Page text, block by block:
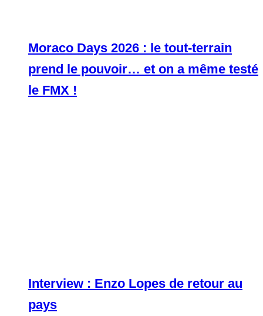
Moraco Days 2026 : le tout-terrain
prend le pouvoir… et on a même testé
le FMX !
Interview : Enzo Lopes de retour au
pays